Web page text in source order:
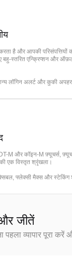
है और आपकी परिसंपत्तियों
बहु-स्तरित एन्क्रिप्शन और
लॉगिन अलर्ट और कुकी
M और कॉइन-M फ़्यूचर्स,
एक विस्तृत श्रृंखला।
फ्लेक्सी मैक्स और स्टेकिंग
जीतें
पहला व्यापार पूरा